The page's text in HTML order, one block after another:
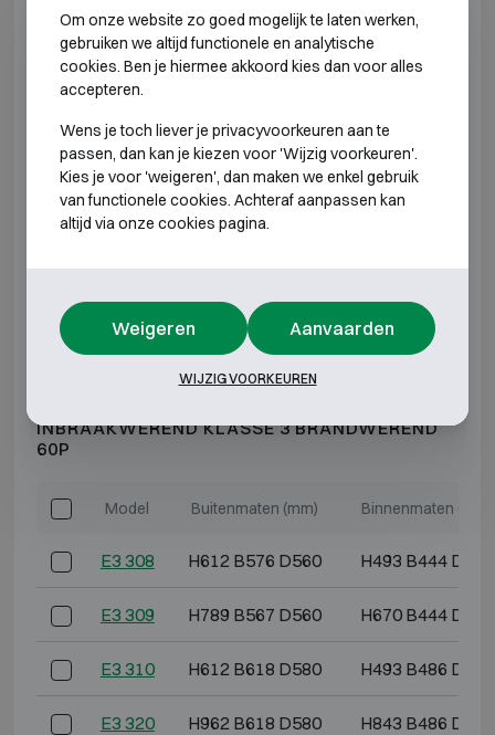
E2 310 H612 B618 D580 H493 B486 D364
E2 320
E2 330 H1312 B618 D580 H1193 B486
E2 340 H1662 B618 D580 H1543 B486
E2 370 H1912 B832 D722 H1793 B700
*Buitendiepte exclusief scharnieren, hendel of slot.
INBRAAKWEREND KLASSE 3 BRANDWEREND
60P
Model Buitenmaten (mm) Binnenmaten (mm)
E3 308 H612 B576 D560 H493 B444 D344
E3 309 H789 B567 D560 H670 B444 D344
E3 310 H612 B618 D580 H493 B486 D364
E3 320 H962 B618 D580 H843 B486 D364
Om onze website zo goed mogelijk te laten werken,
gebruiken we altijd functionele en analytische
cookies. Ben je hiermee akkoord kies dan voor alles
accepteren.
Wens je toch liever je privacyvoorkeuren aan te
passen, dan kan je kiezen voor 'Wijzig voorkeuren'.
Kies je voor 'weigeren', dan maken we enkel gebruik
van functionele cookies. Achteraf aanpassen kan
altijd via onze cookies pagina.
Weigeren Aanvaarden
WIJZIG VOORKEUREN